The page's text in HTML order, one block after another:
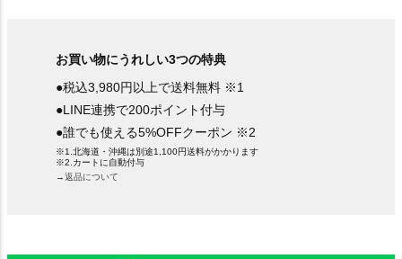
お買い物にうれしい3つの特典
●税込3,980円以上で送料無料 ※1
●LINE連携で200ポイント付与
●誰でも使える5%OFFクーポン ※2
※1.北海道・沖縄は別途1,100円送料がかかります
※2.カートに自動付与
→返品について